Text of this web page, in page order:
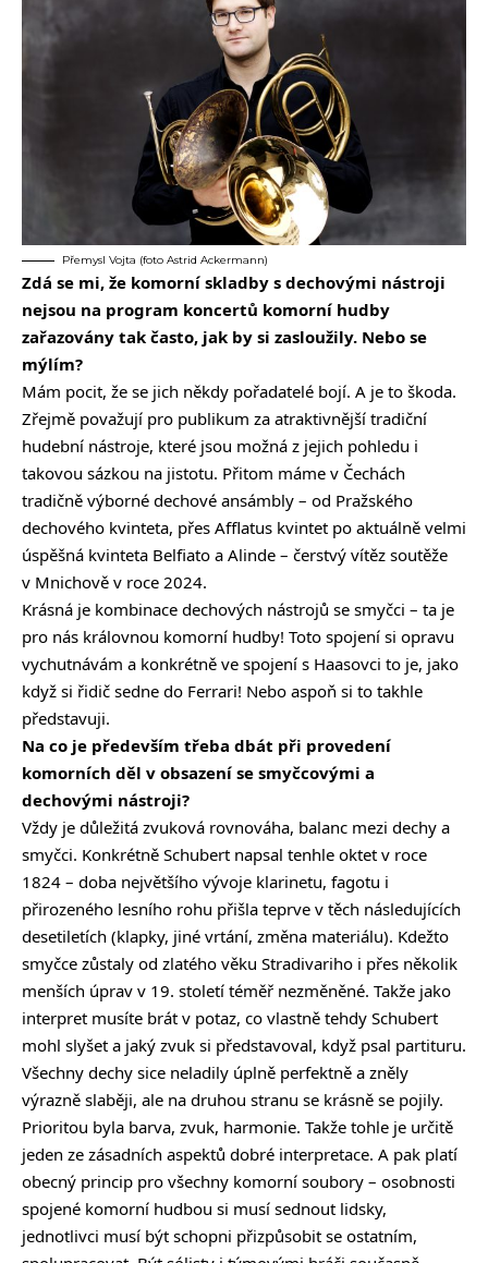
Přemysl Vojta (foto Astrid Ackermann)
Zdá se mi, že komorní skladby s dechovými nástroji
nejsou na program koncertů komorní hudby
zařazovány tak často, jak by si zasloužily. Nebo se
mýlím?
Mám pocit, že se jich někdy pořadatelé bojí. A je to škoda.
Zřejmě považují pro publikum za atraktivnější tradiční
hudební nástroje, které jsou možná z jejich pohledu i
takovou sázkou na jistotu. Přitom máme v Čechách
tradičně výborné dechové ansámbly – od Pražského
dechového kvinteta, přes Afflatus kvintet po aktuálně velmi
úspěšná kvinteta Belfiato a Alinde – čerstvý vítěz soutěže
v Mnichově v roce 2024.
Krásná je kombinace dechových nástrojů se smyčci – ta je
pro nás královnou komorní hudby! Toto spojení si opravu
vychutnávám a konkrétně ve spojení s Haasovci to je, jako
když si řidič sedne do Ferrari! Nebo aspoň si to takhle
představuji.
Na co je především třeba dbát při provedení
komorních děl v obsazení se smyčcovými a
dechovými nástroji?
Vždy je důležitá zvuková rovnováha, balanc mezi dechy a
smyčci. Konkrétně Schubert napsal tenhle oktet v roce
1824 – doba největšího vývoje klarinetu, fagotu i
přirozeného lesního rohu přišla teprve v těch následujících
desetiletích (klapky, jiné vrtání, změna materiálu). Kdežto
smyčce zůstaly od zlatého věku Stradivariho i přes několik
menších úprav v 19. století téměř nezměněné. Takže jako
interpret musíte brát v potaz, co vlastně tehdy Schubert
mohl slyšet a jaký zvuk si představoval, když psal partituru.
Všechny dechy sice neladily úplně perfektně a zněly
výrazně slaběji, ale na druhou stranu se krásně se pojily.
Prioritou byla barva, zvuk, harmonie. Takže tohle je určitě
jeden ze zásadních aspektů dobré interpretace. A pak platí
obecný princip pro všechny komorní soubory – osobnosti
spojené komorní hudbou si musí sednout lidsky,
jednotlivci musí být schopni přizpůsobit se ostatním,